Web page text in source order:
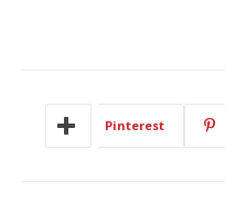
Pinterest